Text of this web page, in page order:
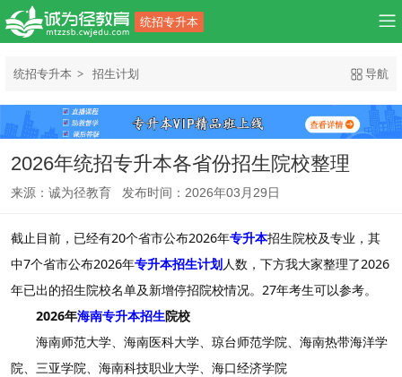
统招专升本
统招专升本 招生计划 导航
2026年统招专升本各省份招生院校整理
来源：诚为径教育 发布时间：2026年03月29日
截止目前，已经有20个省市公布2026年专升本招生院校及专业，其
中7个省市公布2026年专升本招生计划人数，下方我大家整理了2026
年已出的招生院校名单及新增停招院校情况。27年考生可以参考。
2026年海南专升本招生院校
海南师范大学、海南医科大学、琼台师范学院、海南热带海洋学
院、三亚学院、海南科技职业大学、海口经济学院